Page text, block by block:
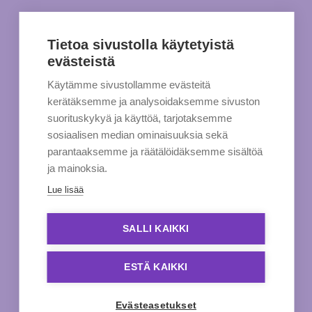
Tietoa sivustolla käytetyistä
evästeistä
Käytämme sivustollamme evästeitä
kerätäksemme ja analysoidaksemme sivuston
suorituskykyä ja käyttöä, tarjotaksemme
sosiaalisen median ominaisuuksia sekä
parantaaksemme ja räätälöidäksemme sisältöä
ja mainoksia.
Lue lisää
SALLI KAIKKI
ESTÄ KAIKKI
Evästeasetukset